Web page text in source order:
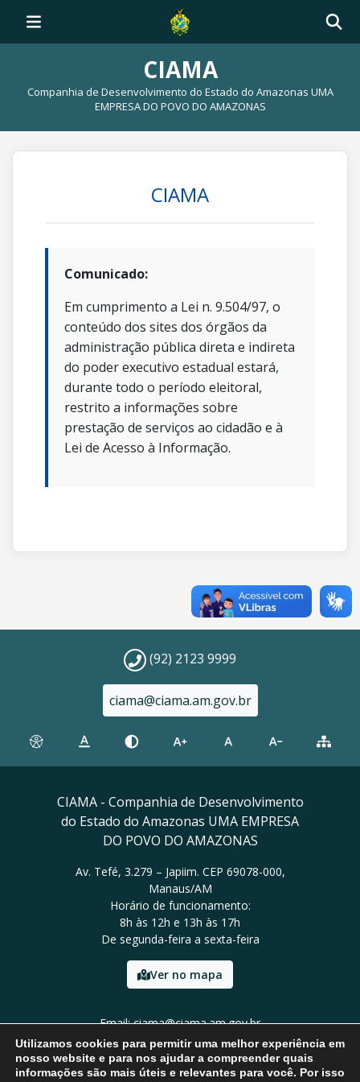
CIAMA
Companhia de Desenvolvimento do Estado do Amazonas UMA
EMPRESA DO POVO DO AMAZONAS
CIAMA
Comunicado:
Em cumprimento a Lei n. 9.504/97, o
conteúdo dos sites dos órgãos da
administração pública direta e indireta
do poder executivo estadual estará,
durante todo o período eleitoral,
restrito a informações sobre
prestação de serviços ao cidadão e à
Lei de Acesso à Informação.
(92) 2123 9999
ciama@ciama.am.gov.br
CIAMA - Companhia de Desenvolvimento
do Estado do Amazonas UMA EMPRESA
DO POVO DO AMAZONAS
Av. Tefé, 3.279 – Japiim. CEP 69078-000,
Manaus/AM
Horário de funcionamento:
8h às 12h e 13h às 17h
De segunda-feira a sexta-feira
Ver no mapa
Email: ciama@ciama.am.gov.br
Tel: (92) 2123 9999
Utilizamos cookies para permitir uma melhor experiência em
nosso website e para nos ajudar a compreender quais
informações são mais úteis e relevantes para você. Por isso